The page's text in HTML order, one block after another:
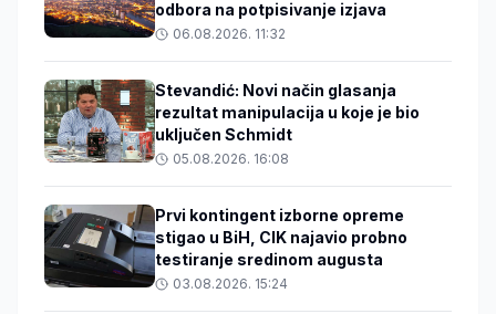
odbora na potpisivanje izjava
06.08.2026. 11:32
Stevandić: Novi način glasanja
rezultat manipulacija u koje je bio
uključen Schmidt
05.08.2026. 16:08
Prvi kontingent izborne opreme
stigao u BiH, CIK najavio probno
testiranje sredinom augusta
03.08.2026. 15:24